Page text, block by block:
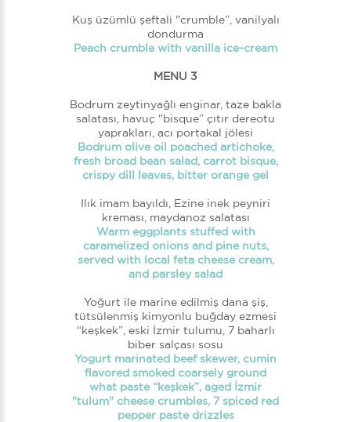
Kuş üzümlü şeftali "crumble”, vanilyalı
dondurma
Peach crumble with vanilla ice-cream
MENU 3
Bodrum zeytinyağlı enginar, taze bakla
salatası, havuç "bisque” çıtır dereotu
yaprakları, acı portakal jölesi
Bodrum olive oil poached artichoke,
fresh broad bean salad, carrot bisque,
crispy dill leaves, bitter orange gel
Ilık imam bayıldı, Ezine inek peyniri
kreması, maydanoz salatası
Warm eggplants stuffed with
caramelized onions and pine nuts,
served with local feta cheese cream,
and parsley salad
Yoğurt ile marine edilmiş dana şiş,
tütsülenmiş kimyonlu buğday ezmesi
“keşkek”, eski İzmir tulumu, 7 baharlı
biber salçası sosu
Yogurt marinated beef skewer, cumin
flavored smoked coarsely ground
what paste “keşkek”, aged İzmir
"tulum" cheese crumbles, 7 spiced red
pepper paste drizzles